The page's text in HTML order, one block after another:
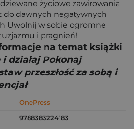
życiowe zawirowania
do dawnych negatywnych
Uwolnij w sobie ogromne
i pragnień!
na temat książki
działaj Pokonaj
przeszłość za sobą i
OnePress
9788383224183